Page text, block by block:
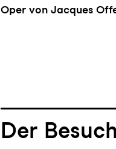
Oper von Jacques
Der